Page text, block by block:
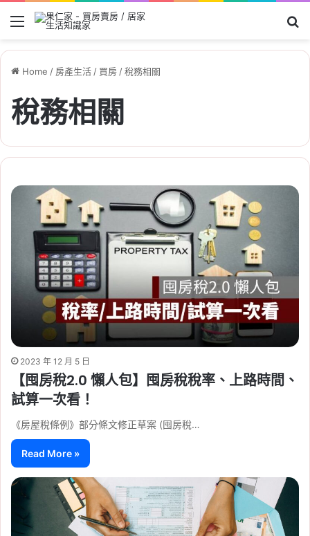
Menu
Home / 房產生活 / 買房 /稅務相關
稅務相關
2023 年 12 月 5 日
【囤房稅2.0 懶人包】囤房稅稅率、上路時間、
試算一次看！
《房屋稅條例》部分條文修正草案 (囤房稅…
Read More »